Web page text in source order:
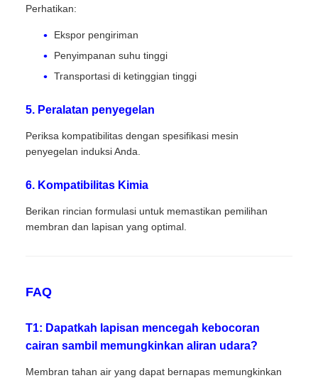
Perhatikan:
Ekspor pengiriman
Penyimpanan suhu tinggi
Transportasi di ketinggian tinggi
5. Peralatan penyegelan
Periksa kompatibilitas dengan spesifikasi mesin
penyegelan induksi Anda.
6. Kompatibilitas Kimia
Berikan rincian formulasi untuk memastikan pemilihan
membran dan lapisan yang optimal.
FAQ
T1: Dapatkah lapisan mencegah kebocoran
cairan sambil memungkinkan aliran udara?
Membran tahan air yang dapat bernapas memungkinkan